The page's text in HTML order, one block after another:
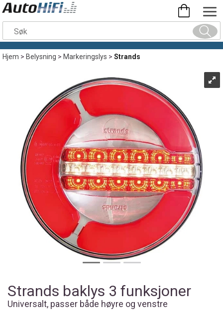
Hjem>Belysning>Markeringslys>Strands
Strands baklys 3 funksjoner
Universalt, passer både høyre og venstre